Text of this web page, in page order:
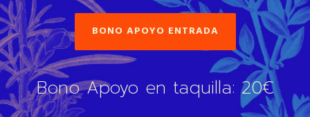
BONO APOYO ENTRADA
Bono Apoyo en taquilla: 20€